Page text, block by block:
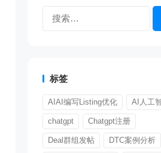
标签
AIAI编写Listing优化 AI人工
chatgpt Chatgpt注册
Deal群组发帖 DTC案例分析